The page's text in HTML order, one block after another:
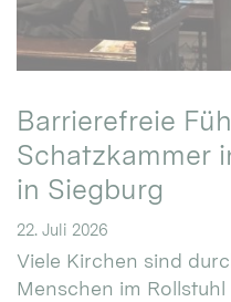
Barrierefreie
Schatzkammer
in Siegburg
22. Juli 2026
Viele Kirchen sind
Menschen im